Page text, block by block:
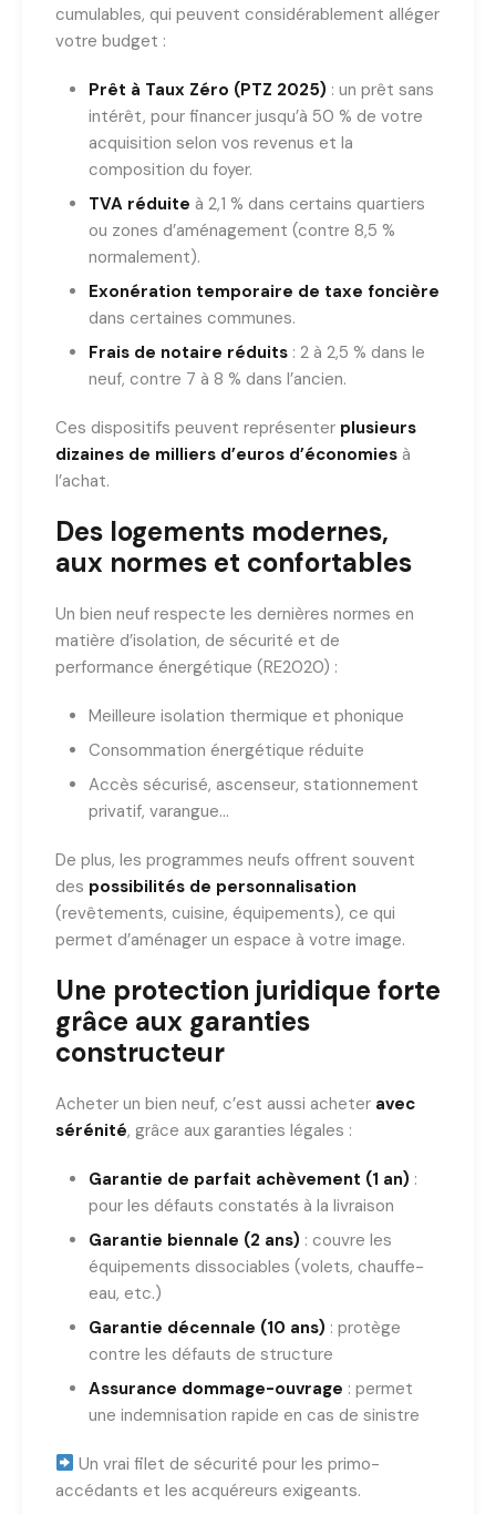
cumulables, qui peuvent considérablement alléger
votre budget :
Prêt à Taux Zéro (PTZ 2025) : un prêt sans
intérêt, pour financer jusqu’à 50 % de votre
acquisition selon vos revenus et la
composition du foyer.
TVA réduite à 2,1 % dans certains quartiers
ou zones d’aménagement (contre 8,5 %
normalement).
Exonération temporaire de taxe foncière
dans certaines communes.
Frais de notaire réduits : 2 à 2,5 % dans le
neuf, contre 7 à 8 % dans l’ancien.
Ces dispositifs peuvent représenter plusieurs
dizaines de milliers d’euros d’économies à
l’achat.
Des logements modernes,
aux normes et confortables
Un bien neuf respecte les dernières normes en
matière d’isolation, de sécurité et de
performance énergétique (RE2020) :
Meilleure isolation thermique et phonique
Consommation énergétique réduite
Accès sécurisé, ascenseur, stationnement
privatif, varangue…
De plus, les programmes neufs offrent souvent
des possibilités de personnalisation
(revêtements, cuisine, équipements), ce qui
permet d’aménager un espace à votre image.
Une protection juridique forte
grâce aux garanties
constructeur
Acheter un bien neuf, c’est aussi acheter avec
sérénité, grâce aux garanties légales :
Garantie de parfait achèvement (1 an) :
pour les défauts constatés à la livraison
Garantie biennale (2 ans) : couvre les
équipements dissociables (volets, chauffe-
eau, etc.)
Garantie décennale (10 ans) : protège
contre les défauts de structure
Assurance dommage-ouvrage : permet
une indemnisation rapide en cas de sinistre
Un vrai filet de sécurité pour les primo-
accédants et les acquéreurs exigeants.